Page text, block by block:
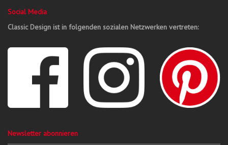
Social Media
Classic Design ist in folgenden sozialen Netzwerken vertreten:
Newsletter abonnieren